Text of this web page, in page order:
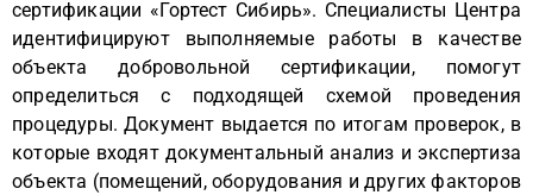
сертификации «Гортест Сибирь». Специалисты Центра
идентифицируют выполняемые работы в качестве
объекта добровольной сертификации, помогут
определиться с подходящей схемой проведения
процедуры. Документ выдается по итогам проверок, в
которые входят документальный анализ и экспертиза
объекта (помещений, оборудования и других факторов